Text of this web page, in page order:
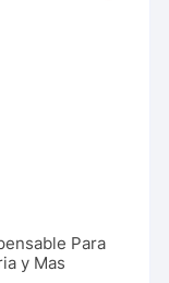
Para
y Mas